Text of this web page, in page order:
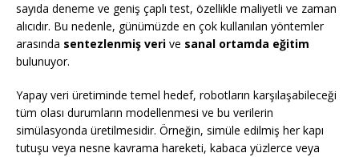
sayıda deneme ve geniş çaplı test, özellikle maliyetli ve zaman
alıcıdır. Bu nedenle, günümüzde en çok kullanılan yöntemler
arasında sentezlenmiş veri ve sanal ortamda eğitim
bulunuyor.
Yapay veri üretiminde temel hedef, robotların karşılaşabileceği
tüm olası durumların modellenmesi ve bu verilerin
simülasyonda üretilmesidir. Örneğin, simüle edilmiş her kapı
tutuşu veya nesne kavrama hareketi, kabaca yüzlerce veya